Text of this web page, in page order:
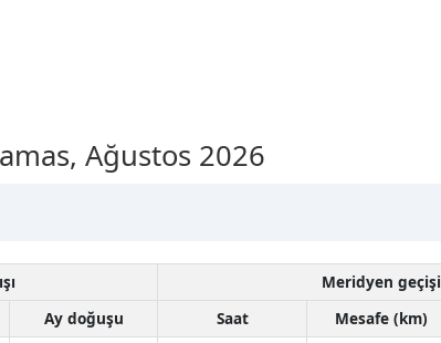
Ağustos 2026
Meridyen geçişi
Ay doğuşu Saat Mesafe (km)